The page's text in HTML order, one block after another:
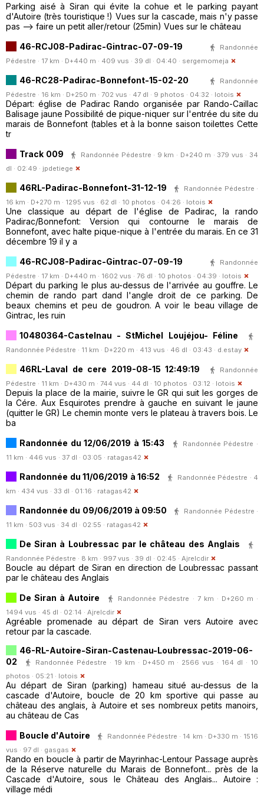
Parking aisé à Siran qui évite la cohue et le parking payant
d'Autoire (très touristique !) Vues sur la cascade, mais n'y passe
pas --> faire un petit aller/retour (25min) Vues sur le château
46-RCJ08-Padirac-Gintrac-07-09-19
Randonnée
Pédestre · 17 km · D+440 m · 409 vus · 39 dl · 04:40 · sergemomeja
46-RC28-Padirac-Bonnefont-15-02-20
Randonnée
Pédestre · 16 km · D+250 m · 702 vus · 47 dl · 9 photos · 04:32 · lotois
Départ: église de Padirac Rando organisée par Rando-Caillac
Balisage jaune Possibilité de pique-niquer sur l'entrée du site du
marais de Bonnefont (tables et à la bonne saison toilettes Cette
tr
Track 009
Randonnée Pédestre · 9 km · D+240 m · 379 vus · 34
dl · 02:49 · jpdetiege
46RL-Padirac-Bonnefont-31-12-19
Randonnée Pédestre ·
16 km · D+270 m · 1295 vus · 62 dl · 10 photos · 04:26 · lotois
Une classique au départ de l'église de Padirac, la rando
Padirac/Bonnefont: Version qui contourne le marais de
Bonnefont, avec halte pique-nique à l'entrée du marais. En ce 31
décembre 19 il y a
46-RCJ08-Padirac-Gintrac-07-09-19
Randonnée
Pédestre · 17 km · D+440 m · 1602 vus · 76 dl · 10 photos · 04:39 · lotois
Départ du parking le plus au-dessus de l'arrivée au gouffre. Le
chemin de rando part dand l'angle droit de ce parking. De
beaux chemins et peu de goudron. A voir le beau village de
Gintrac, les ruin
10480364-Castelnau - StMichel Loujéjou- Féline
Randonnée Pédestre · 11 km · D+220 m · 413 vus · 46 dl · 03:43 · d.estay
46RL-Laval de cere 2019-08-15 12:49:19
Randonnée
Pédestre · 11 km · D+430 m · 744 vus · 44 dl · 10 photos · 03:12 · lotois
Depuis la place de la mairie, suivre le GR qui suit les gorges de
la Cére. Aux Esquirotes prendre à gauche en suivant le jaune
(quitter le GR) Le chemin monte vers le plateau à travers bois. Le
ba
Randonnée du 12/06/2019 à 15:43
Randonnée Pédestre ·
11 km · 446 vus · 37 dl · 03:05 · ratagas42
Randonnée du 11/06/2019 à 16:52
Randonnée Pédestre · 4
km · 434 vus · 33 dl · 01:16 · ratagas42
Randonnée du 09/06/2019 à 09:50
Randonnée Pédestre ·
11 km · 503 vus · 34 dl · 02:55 · ratagas42
De Siran à Loubressac par le château des Anglais
Randonnée Pédestre · 8 km · 997 vus · 39 dl · 02:45 · Ajrelcdir
Boucle au départ de Siran en direction de Loubressac passant
par le château des Anglais
De Siran à Autoire
Randonnée Pédestre · 7 km · D+260 m ·
1494 vus · 45 dl · 02:14 · Ajrelcdir
Agréable promenade au départ de Siran vers Autoire avec
retour par la cascade.
46-RL-Autoire-Siran-Castenau-Loubressac-2019-06-
02
Randonnée Pédestre · 19 km · D+450 m · 2566 vus · 164 dl · 10
photos · 05:21 · lotois
Au départ de Siran (parking) hameau situé au-dessus de la
cascade d'Autoire, boucle de 20 km sportive qui passe au
château des anglais, à Autoire et ses nombreux petits manoirs,
au château de Cas
Boucle d'Autoire
Randonnée Pédestre · 14 km · D+330 m · 1516
vus · 97 dl · gasgas
Rando en boucle à partir de Mayrinhac-Lentour Passage auprès
de la Réserve naturelle du Marais de Bonnefont... près de la
Cascade d'Autoire, sous le Château des Anglais... Autoire :
village médi